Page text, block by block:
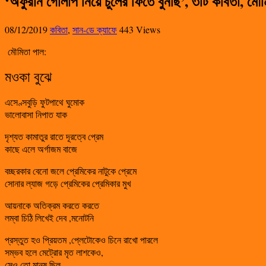
08/12/2019কবিতা, সান-ডে ক্যাফে443 Views
মৌমিতা পাল:
মওকা বুঝে
এসেণ্সবুড়ি ফুটপাথে ঘুমোক
ভালোবাসা নিপাত যাক
দৃশ্যত কামাতুর রাতে দূরত্বে প্রেম
কাছে এলে অর্গাজম বাজে
বচ্ছরকার বেনো জলে প্রেমিকের নাটুকে প্রেমে
সোনার ল্যাজ গড়ে প্রেমিকের প্রেমিকার মুখ
আয়নাকে অতিক্রম করতে করতে
লম্বা চিঠি লিখেই দেব ,মনোটনি
প্রস্তুত হও প্রিয়তম ,প্লেটোকেও চিনে রাখো পারলে
সম্ভব হলে মেট্রোর মৃত লাশকেও,